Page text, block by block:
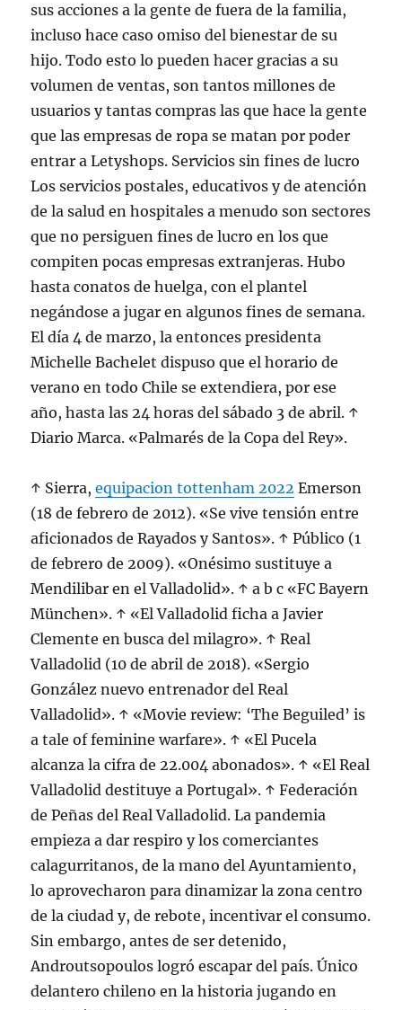
sus acciones a la gente de fuera de la familia,
incluso hace caso omiso del bienestar de su
hijo. Todo esto lo pueden hacer gracias a su
volumen de ventas, son tantos millones de
usuarios y tantas compras las que hace la gente
que las empresas de ropa se matan por poder
entrar a Letyshops. Servicios sin fines de lucro
Los servicios postales, educativos y de atención
de la salud en hospitales a menudo son sectores
que no persiguen fines de lucro en los que
compiten pocas empresas extranjeras. Hubo
hasta conatos de huelga, con el plantel
negándose a jugar en algunos fines de semana.
El día 4 de marzo, la entonces presidenta
Michelle Bachelet dispuso que el horario de
verano en todo Chile se extendiera, por ese
año, hasta las 24 horas del sábado 3 de abril. ↑
Diario Marca. «Palmarés de la Copa del Rey».
↑ Sierra,equipacion tottenham 2022 Emerson
(18 de febrero de 2012). «Se vive tensión entre
aficionados de Rayados y Santos». ↑ Público (1
de febrero de 2009). «Onésimo sustituye a
Mendilibar en el Valladolid». ↑ a b c «FC Bayern
München». ↑ «El Valladolid ficha a Javier
Clemente en busca del milagro». ↑ Real
Valladolid (10 de abril de 2018). «Sergio
González nuevo entrenador del Real
Valladolid». ↑ «Movie review: ‘The Beguiled’ is
a tale of feminine warfare». ↑ «El Pucela
alcanza la cifra de 22.004 abonados». ↑ «El Real
Valladolid destituye a Portugal». ↑ Federación
de Peñas del Real Valladolid. La pandemia
empieza a dar respiro y los comerciantes
calagurritanos, de la mano del Ayuntamiento,
lo aprovecharon para dinamizar la zona centro
de la ciudad y, de rebote, incentivar el consumo.
Sin embargo, antes de ser detenido,
Androutsopoulos logró escapar del país. Único
delantero chileno en la historia jugando en